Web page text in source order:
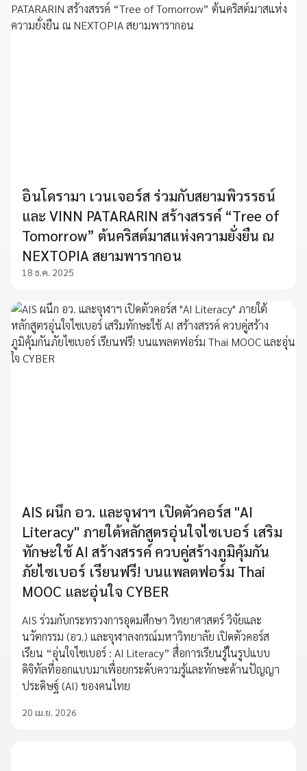
อินโดรามา เวนเจอร์ส ร่วมกับสยามพิวรรธน์
และ VINN PATARARIN สร้างสรรค์ “Tree of
Tomorrow” ต้นคริสต์มาสแห่งความยั่งยืน ณ
NEXTOPIA สยามพารากอน
18 ธ.ค. 2025
AIS ผนึก อว. และจุฬาฯ เปิดตัวคอร์ส "AI
Literacy" ภายใต้หลักสูตรอุ่นใจไซเบอร์ เสริม
ทักษะใช้ AI สร้างสรรค์ ควบคู่สร้างภูมิคุ้มกัน
ภัยไซเบอร์ เรียนฟรี! บนแพลตฟอร์ม Thai
MOOC และอุ่นใจ CYBER
AIS ร่วมกับกระทรวงการอุดมศึกษา วิทยาศาสตร์ วิจัยและ
นวัตกรรม (อว.) และจุฬาลงกรณ์มหาวิทยาลัย เปิดตัวคอร์ส
เรียน “อุ่นใจไซเบอร์ : AI Literacy” สื่อการเรียนรู้ในรูปแบบ
ดิจิทัลที่ออกแบบมาเพื่อยกระดับความรู้และทักษะด้านปัญญา
ประดิษฐ์ (AI) ของคนไทย
20 เม.ย. 2026